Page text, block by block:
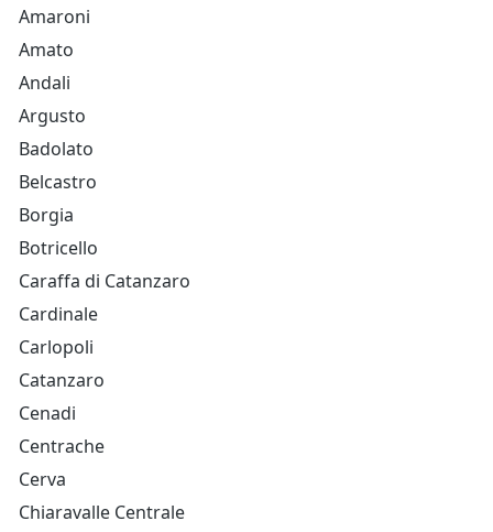
Amaroni
Amato
Andali
Argusto
Badolato
Belcastro
Borgia
Botricello
Caraffa di Catanzaro
Cardinale
Carlopoli
Catanzaro
Cenadi
Centrache
Cerva
Chiaravalle Centrale